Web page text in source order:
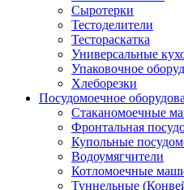
Сыротерки
Тестоделители
Тестораскатка
Универсальные
Упаковочное
Хлеборезки
Посудомоечное
Стаканомоечные
Фронтальная
Купольные
Водоумягчители
Котломоечные
Туннельные